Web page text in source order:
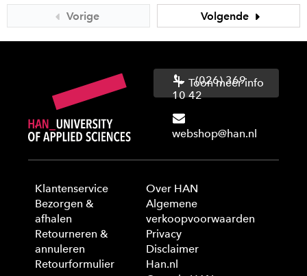
Vorige Volgende
(026) 369
10 42
webshop@han.nl
Toon meer info
Klantenservice
Bezorgen &
afhalen
Retourneren &
annuleren
Retourformulier
Over HAN
Algemene
verkoopvoorwaarden
Privacy
Disclaimer
Han.nl